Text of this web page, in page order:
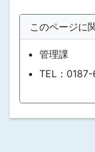
このページに
管理課
TEL：